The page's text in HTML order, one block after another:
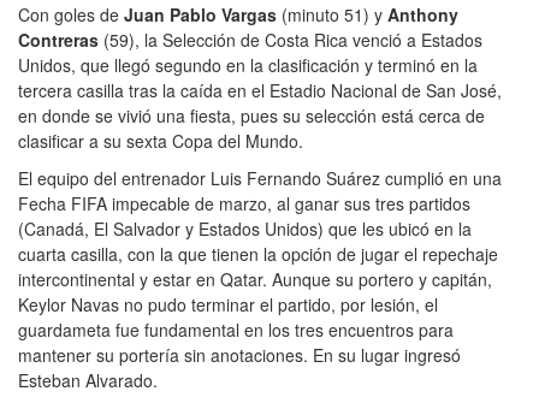
Con goles de Juan Pablo Vargas (minuto 51) y Anthony
Contreras (59), la Selección de Costa Rica venció a Estados
Unidos, que llegó segundo en la clasificación y terminó en la
tercera casilla tras la caída en el Estadio Nacional de San José,
en donde se vivió una fiesta, pues su selección está cerca de
clasificar a su sexta Copa del Mundo.
El equipo del entrenador Luis Fernando Suárez cumplió en una
Fecha FIFA impecable de marzo, al ganar sus tres partidos
(Canadá, El Salvador y Estados Unidos) que les ubicó en la
cuarta casilla, con la que tienen la opción de jugar el repechaje
intercontinental y estar en Qatar. Aunque su portero y capitán,
Keylor Navas no pudo terminar el partido, por lesión, el
guardameta fue fundamental en los tres encuentros para
mantener su portería sin anotaciones. En su lugar ingresó
Esteban Alvarado.